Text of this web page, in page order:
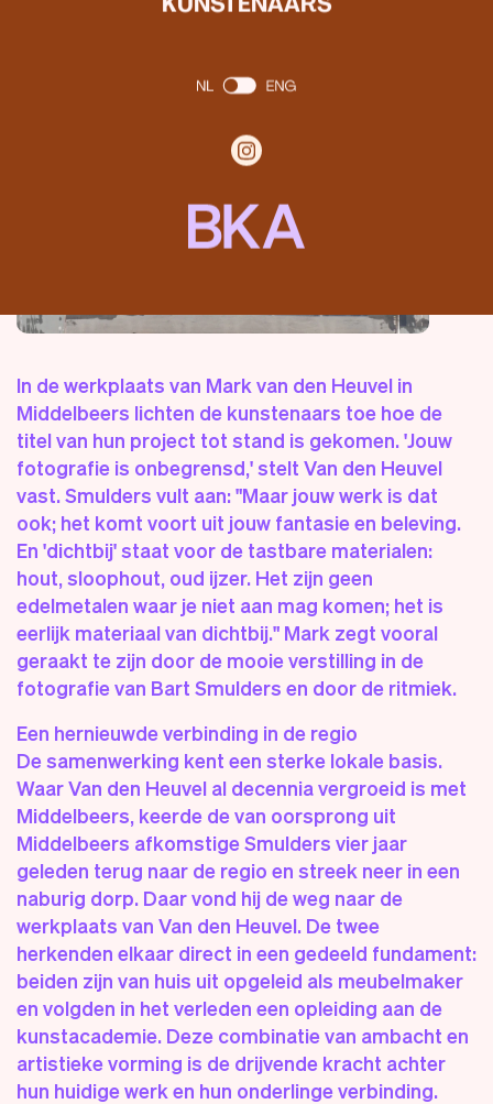
In de werkplaats van Mark van den Heuvel in
Middelbeers lichten de kunstenaars toe hoe de
titel van hun project tot stand is gekomen. 'Jouw
fotografie is onbegrensd,' stelt Van den Heuvel
vast. Smulders vult aan: "Maar jouw werk is dat
ook; het komt voort uit jouw fantasie en beleving.
En 'dichtbij' staat voor de tastbare materialen:
hout, sloophout, oud ijzer. Het zijn geen
edelmetalen waar je niet aan mag komen; het is
eerlijk materiaal van dichtbij." Mark zegt vooral
geraakt te zijn door de mooie verstilling in de
fotografie van Bart Smulders en door de ritmiek.
Een hernieuwde verbinding in de regio
De samenwerking kent een sterke lokale basis.
Waar Van den Heuvel al decennia vergroeid is met
Middelbeers, keerde de van oorsprong uit
Middelbeers afkomstige Smulders vier jaar
geleden terug naar de regio en streek neer in een
naburig dorp. Daar vond hij de weg naar de
werkplaats van Van den Heuvel. De twee
herkenden elkaar direct in een gedeeld fundament:
beiden zijn van huis uit opgeleid als meubelmaker
en volgden in het verleden een opleiding aan de
kunstacademie. Deze combinatie van ambacht en
artistieke vorming is de drijvende kracht achter
hun huidige werk en hun onderlinge verbinding.